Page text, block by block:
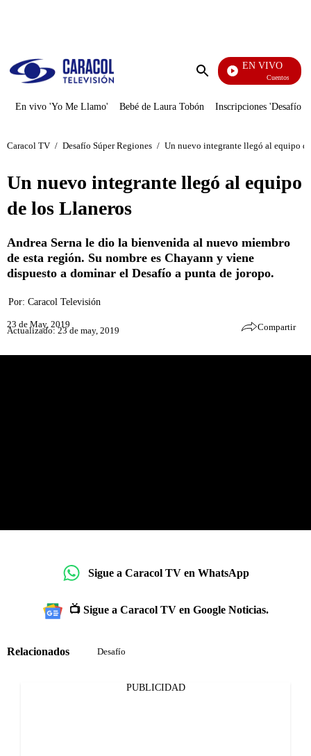
Enviar
EN VIVO
Cuentos De
En vivo 'Yo Me Llamo' Bebé de Laura Tobón Inscripciones 'Desafío'
Caracol TV / Desafío Súper Regiones / Un nuevo integrante llegó al equipo
Un nuevo integrante llegó al equipo
de los Llaneros
Andrea Serna le dio la bienvenida al nuevo miembro
de esta región. Su nombre es Chayann y viene
dispuesto a dominar el Desafío a punta de joropo.
Por: Caracol Televisión
23 de May, 2019
Actualizado: 23 de may, 2019 Compartir
Sigue a Caracol TV en WhatsApp
📺 Sigue a Caracol TV en Google Noticias.
Relacionados Desafío
PUBLICIDAD